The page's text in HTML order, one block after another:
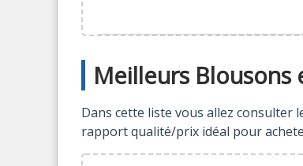
Meilleurs Blousons
Dans cette liste vous allez consulter
rapport qualité/prix idéal pour